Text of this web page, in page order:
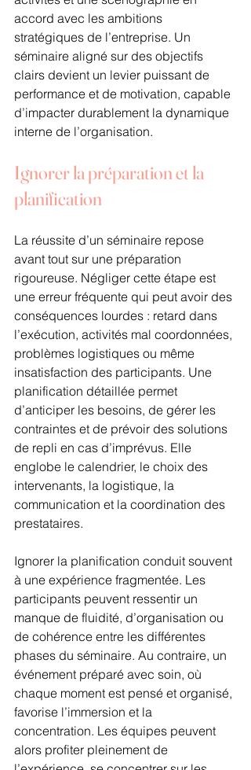
accord avec les ambitions
stratégiques de l’entreprise. Un
séminaire aligné sur des objectifs
clairs devient un levier puissant de
performance et de motivation, capable
d’impacter durablement la dynamique
interne de l’organisation.
Ignorer la préparation et la
planification
La réussite d’un séminaire repose
avant tout sur une préparation
rigoureuse. Négliger cette étape est
une erreur fréquente qui peut avoir des
conséquences lourdes : retard dans
l’exécution, activités mal coordonnées,
problèmes logistiques ou même
insatisfaction des participants. Une
planification détaillée permet
d’anticiper les besoins, de gérer les
contraintes et de prévoir des solutions
de repli en cas d’imprévus. Elle
englobe le calendrier, le choix des
intervenants, la logistique, la
communication et la coordination des
prestataires.
Ignorer la planification conduit souvent
à une expérience fragmentée. Les
participants peuvent ressentir un
manque de fluidité, d’organisation ou
de cohérence entre les différentes
phases du séminaire. Au contraire, un
événement préparé avec soin, où
chaque moment est pensé et organisé,
favorise l’immersion et la
concentration. Les équipes peuvent
alors profiter pleinement de